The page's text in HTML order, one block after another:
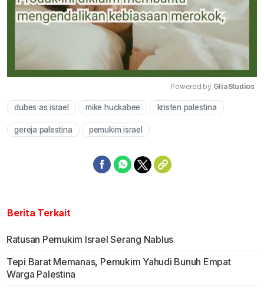
Mute
Powered by GliaStudios
dubes as israel mike huckabee kristen palestina
gereja palestina pemukim israel
Berita Terkait
Ratusan Pemukim Israel Serang Nablus
Tepi Barat Memanas, Pemukim Yahudi Bunuh Empat
Warga Palestina